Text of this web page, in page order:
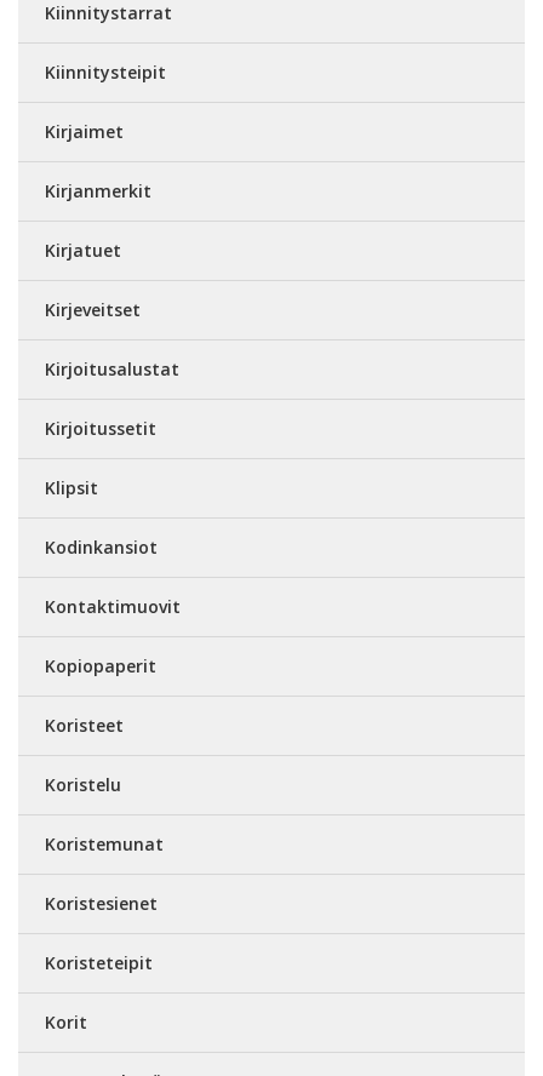
Kiinnitystarrat
Kiinnitysteipit
Kirjaimet
Kirjanmerkit
Kirjatuet
Kirjeveitset
Kirjoitusalustat
Kirjoitussetit
Klipsit
Kodinkansiot
Kontaktimuovit
Kopiopaperit
Koristeet
Koristelu
Koristemunat
Koristesienet
Koristeteipit
Korit